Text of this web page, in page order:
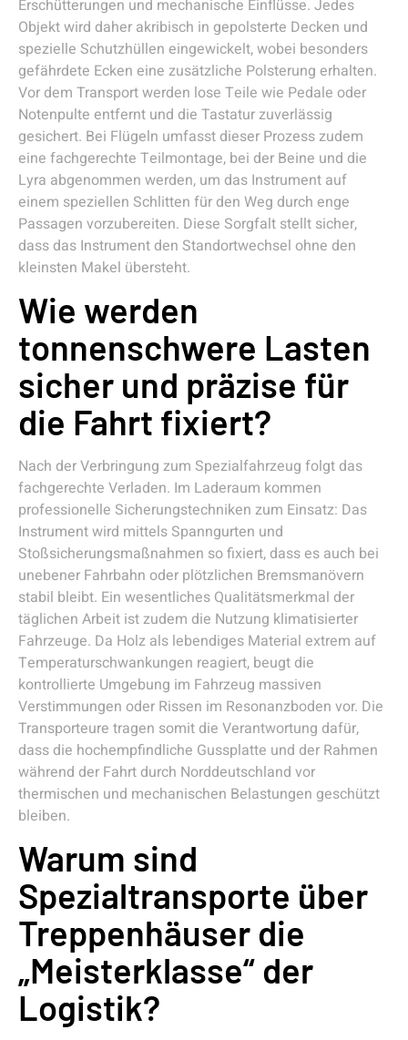
Erschütterungen und mechanische Einflüsse. Jedes
Objekt wird daher akribisch in gepolsterte Decken und
spezielle Schutzhüllen eingewickelt, wobei besonders
gefährdete Ecken eine zusätzliche Polsterung erhalten.
Vor dem Transport werden lose Teile wie Pedale oder
Notenpulte entfernt und die Tastatur zuverlässig
gesichert. Bei Flügeln umfasst dieser Prozess zudem
eine fachgerechte Teilmontage, bei der Beine und die
Lyra abgenommen werden, um das Instrument auf
einem speziellen Schlitten für den Weg durch enge
Passagen vorzubereiten. Diese Sorgfalt stellt sicher,
dass das Instrument den Standortwechsel ohne den
kleinsten Makel übersteht.
Wie werden
tonnenschwere Lasten
sicher und präzise für
die Fahrt fixiert?
Nach der Verbringung zum Spezialfahrzeug folgt das
fachgerechte Verladen. Im Laderaum kommen
professionelle Sicherungstechniken zum Einsatz: Das
Instrument wird mittels Spanngurten und
Stoßsicherungsmaßnahmen so fixiert, dass es auch bei
unebener Fahrbahn oder plötzlichen Bremsmanövern
stabil bleibt. Ein wesentliches Qualitätsmerkmal der
täglichen Arbeit ist zudem die Nutzung klimatisierter
Fahrzeuge. Da Holz als lebendiges Material extrem auf
Temperaturschwankungen reagiert, beugt die
kontrollierte Umgebung im Fahrzeug massiven
Verstimmungen oder Rissen im Resonanzboden vor. Die
Transporteure tragen somit die Verantwortung dafür,
dass die hochempfindliche Gussplatte und der Rahmen
während der Fahrt durch Norddeutschland vor
thermischen und mechanischen Belastungen geschützt
bleiben.
Warum sind
Spezialtransporte über
Treppenhäuser die
„Meisterklasse“ der
Logistik?